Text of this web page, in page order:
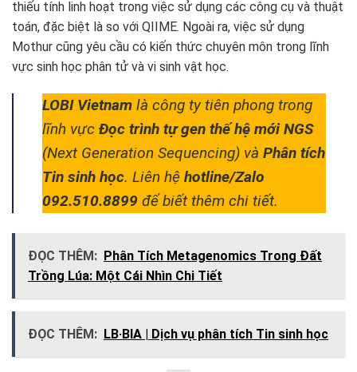
thiếu tính linh hoạt trong việc sử dụng các công cụ và thuật
toán, đặc biệt là so với QIIME. Ngoài ra, việc sử dụng
Mothur cũng yêu cầu có kiến thức chuyên môn trong lĩnh
vực sinh học phân tử và vi sinh vật học.
LOBI Vietnam là công ty tiên phong trong
lĩnh vực Đọc trình tự gen thế hệ mới NGS
(Next Generation Sequencing) và Phân tích
Tin sinh học. Liên hệ hotline/Zalo
092.510.8899 để biết thêm chi tiết.
ĐỌC THÊM: Phân Tích Metagenomics Trong Đất
Trồng Lúa: Một Cái Nhìn Chi Tiết
ĐỌC THÊM: LB·BIA | Dịch vụ phân tích Tin sinh học